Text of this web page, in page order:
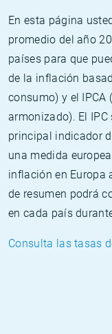
En esta página
promedio del año
países para que
de la inflación
consumo) y el
armonizado). El
principal indicador
una medida
inflación en Europa
de resumen podrá
en cada país
Consulta las tasas